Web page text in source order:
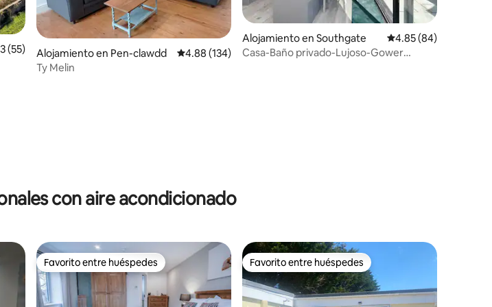
promedio: 4.93 de 5, 55 reseñas
(55)
Alojamiento en Pen-clawdd Calificación promedio: 4.88 de 5, 134 reseñas
4.88 (134)
Ty Melin
Alojamiento en Southgate Calificación
4.85 (84)
Casa-Baño privado-Lujoso-Gower
con aire acondicionado
Favorito entre huéspedes
Favorito entre huéspedes Favorito entre huéspedes
Favorito entre huéspedes